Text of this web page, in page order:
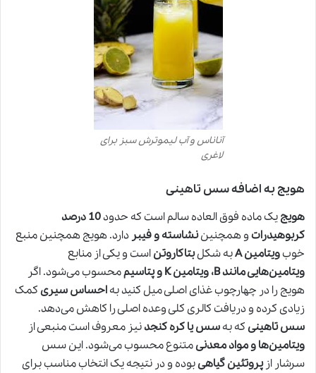
آناناس و آب لیموترش سبز برای
لاغری
هویج به اضافه سس تاهینی
هویجیک ماده فوق العاده سالم است که حدود
10 درصد
کربوهیدراتو همچنیننشاسته و فیبر دارد. هویج همچنین منبع
خوبویتامین A به شکلبتاکاروتناست و یکی از منابع
ویتامین‌هایی مانند B، ویتامین K و پتاسیم
محسوب می‌شود. اگر
هویج را در چهارچوب غذای اصلی میل کنید بهاحساس سیری کمک
زیادی کرده و دریافت کالری کلی وعده اصلی را کاهش می‌دهد.
سس تاهینیکه بهسس یا کره کنجدنیز معروف است منبعی از
ویتامین‌ها و مواد معدنیمتنوع محسوب می‌شود. این سس
سرشار ازپروتئین گیاهیبوده و در نتیجه یک انتخاب مناسب برای